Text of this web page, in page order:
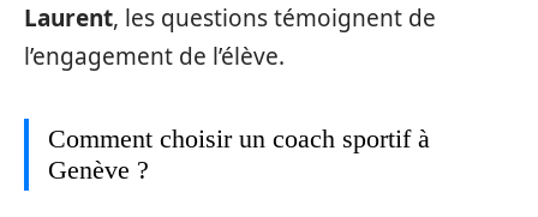
Laurent, les questions témoignent de
l’engagement de l’élève.
Comment choisir un coach sportif à
Genève ?